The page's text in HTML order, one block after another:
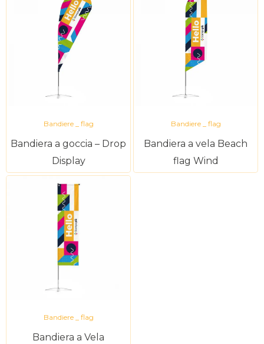
Bandiere _ flag
Bandiera a goccia – Drop
Display
Bandiere _ flag
Bandiera a vela Beach
flag Wind
Bandiere _ flag
Bandiera a Vela